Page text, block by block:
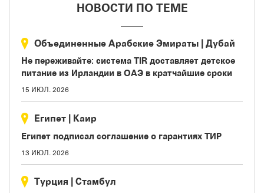
НОВОСТИ ПО ТЕМЕ
Объединенные Арабские Эмираты | Дубай
Не переживайте: система TIR доставляет детское
питание из Ирландии в ОАЭ в кратчайшие сроки
15 ИЮЛ. 2026
Египет | Каир
Египет подписал соглашение о гарантиях ТИР
13 ИЮЛ. 2026
Турция | Стамбул